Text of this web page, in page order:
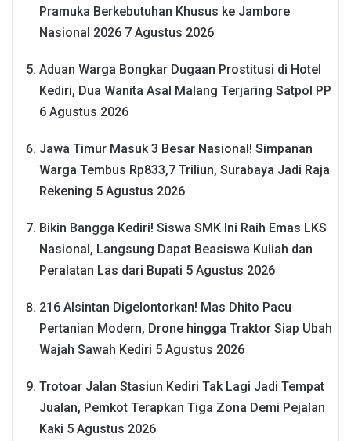
Pramuka Berkebutuhan Khusus ke Jambore
Nasional 2026 7 Agustus 2026
Aduan Warga Bongkar Dugaan Prostitusi di Hotel
Kediri, Dua Wanita Asal Malang Terjaring Satpol PP
6 Agustus 2026
Jawa Timur Masuk 3 Besar Nasional! Simpanan
Warga Tembus Rp833,7 Triliun, Surabaya Jadi Raja
Rekening 5 Agustus 2026
Bikin Bangga Kediri! Siswa SMK Ini Raih Emas LKS
Nasional, Langsung Dapat Beasiswa Kuliah dan
Peralatan Las dari Bupati 5 Agustus 2026
216 Alsintan Digelontorkan! Mas Dhito Pacu
Pertanian Modern, Drone hingga Traktor Siap Ubah
Wajah Sawah Kediri 5 Agustus 2026
Trotoar Jalan Stasiun Kediri Tak Lagi Jadi Tempat
Jualan, Pemkot Terapkan Tiga Zona Demi Pejalan
Kaki 5 Agustus 2026